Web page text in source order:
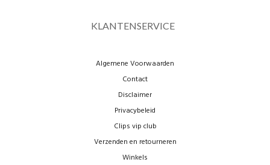
KLANTENSERVICE
Algemene Voorwaarden
Contact
Disclaimer
Privacybeleid
Clips vip club
Verzenden en retourneren
Winkels